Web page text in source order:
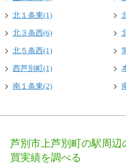
北１条東(1)
北３条西(6)
北５条西(1)
西芦別町(1)
南１条東(2)
芦別市上芦別町の駅周辺
買実績を調べる